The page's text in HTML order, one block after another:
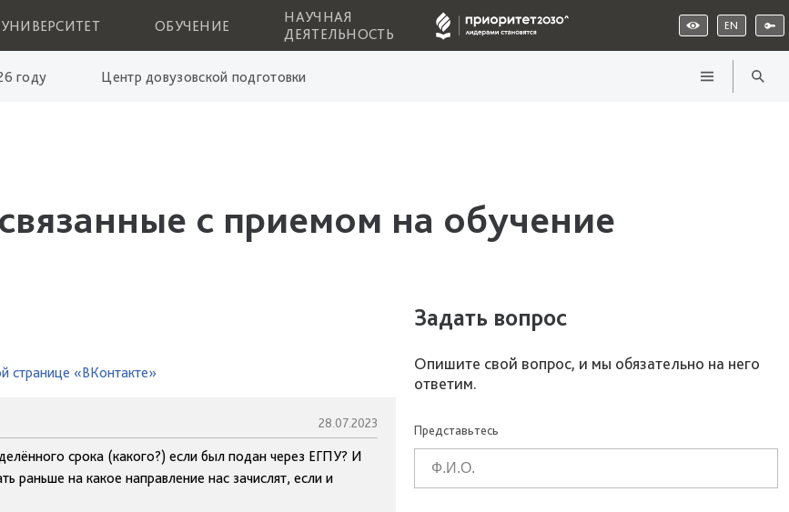
УНИВЕРСИТЕТ ОБУЧЕНИЕ
НАУЧНАЯ
ДЕЯТЕЛЬНОСТЬ
EN
году Центр довузовской подготовки
с приемом на обучение
странице «ВКонтакте»
28.07.2023
срока (какого?) если был подан через ЕГПУ? И
раньше на какое направление нас зачислят, если и
Задать вопрос
Опишите свой вопрос, и мы обязательно на него
ответим.
Представьтесь